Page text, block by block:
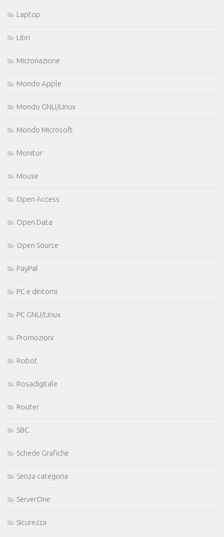
Laptop
Libri
Micronazione
Mondo Apple
Mondo GNU/Linux
Mondo Microsoft
Monitor
Mouse
Open Access
Open Data
Open Source
PayPal
PC e dintorni
PC GNU/Linux
Promozioni
Robot
Rosadigitale
Router
SBC
Schede Grafiche
Senza categoria
ServerOne
Sicurezza